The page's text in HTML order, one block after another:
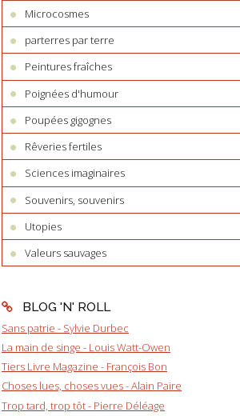
Microcosmes
parterres par terre
Peintures fraîches
Poignées d'humour
Poupées gigognes
Rêveries fertiles
Sciences imaginaires
Souvenirs, souvenirs
Utopies
Valeurs sauvages
BLOG 'N' ROLL
Sans patrie - Sylvie Durbec
La main de singe - Louis Watt-Owen
Tiers Livre Magazine - François Bon
Choses lues, choses vues - Alain Paire
Trop tard, trop tôt - Pierre Déléage